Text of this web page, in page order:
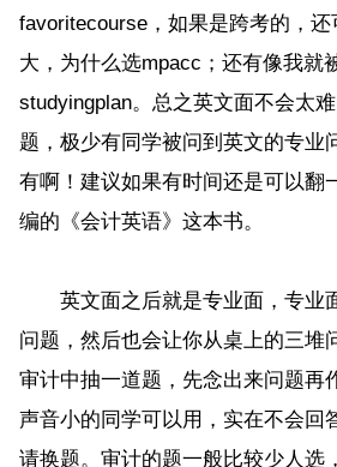
favoritecourse，如果是跨考的，
大，为什么选mpacc；还有像我就
studyingplan。总之英文面不会太
题，极少有同学被问到英文的专业
有啊！建议如果有时间还是可以翻
编的《会计英语》这本书。
英文面之后就是专业面，专业
问题，然后也会让你从桌上的三堆
审计中抽一道题，先念出来问题再
声音小的同学可以用，实在不会回
请换题。审计的题一般比较少人选